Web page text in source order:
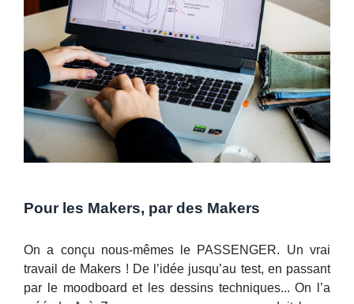
Pour les Makers, par des Makers
On a conçu nous-mêmes le PASSENGER. Un vrai
travail de Makers ! De l’idée jusqu’au test, en passant
par le moodboard et les dessins techniques... On l’a